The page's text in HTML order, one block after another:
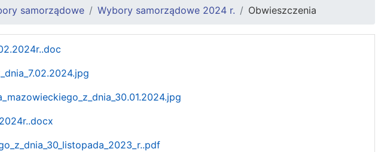
samorządowe Wybory samorządowe 2024 r. Obwieszczenia